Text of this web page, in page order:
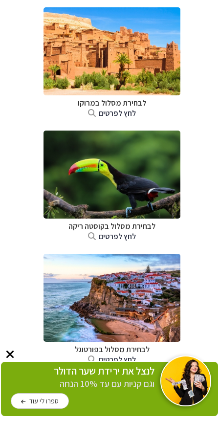
לבחירת מסלול במרוקו
לחץ לפרטים
לבחירת מסלול בקוסטה ריקה
לחץ לפרטים
לבחירת מסלול בפורטוגל
לחץ לפרטים
לנצל את ירידת שער הדולר
וגם קניות עם עד 10% הנחה
ספרו לי עוד